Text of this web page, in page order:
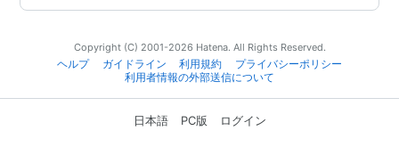
Copyright (C) 2001-2026 Hatena. All Rights Reserved.
ヘルプ
ガイドライン 利用規約
プライバシーポリシー
利用者情報の外部送信について
日本語 PC版 ログイン